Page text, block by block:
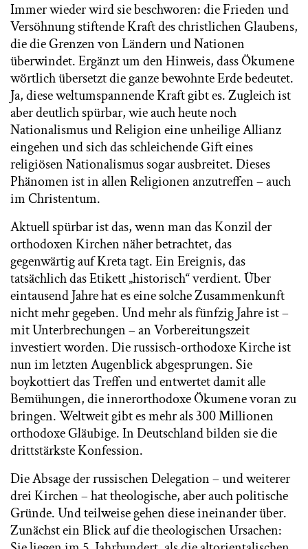
Immer wieder wird sie beschworen: die Frieden und
Versöhnung stiftende Kraft des christlichen Glaubens,
die die Grenzen von Ländern und Nationen
überwindet. Ergänzt um den Hinweis, dass Ökumene
wörtlich übersetzt die ganze bewohnte Erde bedeutet.
Ja, diese weltumspannende Kraft gibt es. Zugleich ist
aber deutlich spürbar, wie auch heute noch
Nationalismus und Religion eine unheilige Allianz
eingehen und sich das schleichende Gift eines
religiösen Nationalismus sogar ausbreitet. Dieses
Phänomen ist in allen Religionen anzutreffen – auch
im Christentum.
Aktuell spürbar ist das, wenn man das Konzil der
orthodoxen Kirchen näher betrachtet, das
gegenwärtig auf Kreta tagt. Ein Ereignis, das
tatsächlich das Etikett „historisch“ verdient. Über
eintausend Jahre hat es eine solche Zusammenkunft
nicht mehr gegeben. Und mehr als fünfzig Jahre ist –
mit Unterbrechungen – an Vorbereitungszeit
investiert worden. Die russisch-orthodoxe Kirche ist
nun im letzten Augenblick abgesprungen. Sie
boykottiert das Treffen und entwertet damit alle
Bemühungen, die innerorthodoxe Ökumene voran zu
bringen. Weltweit gibt es mehr als 300 Millionen
orthodoxe Gläubige. In Deutschland bilden sie die
drittstärkste Konfession.
Die Absage der russischen Delegation – und weiterer
drei Kirchen – hat theologische, aber auch politische
Gründe. Und teilweise gehen diese ineinander über.
Zunächst ein Blick auf die theologischen Ursachen: